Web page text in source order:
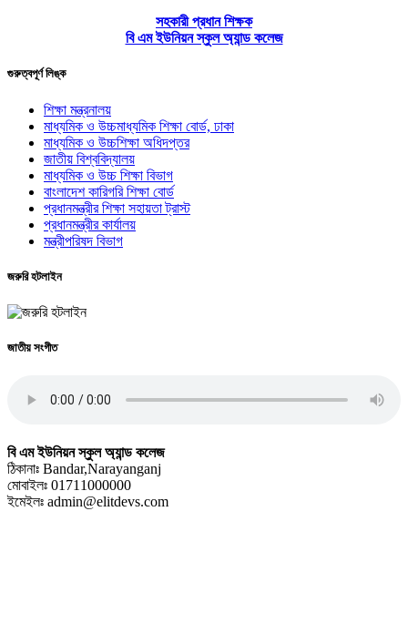
সহকারী প্রধান শিক্ষক
বি এম ইউনিয়ন স্কুল অ্যান্ড কলেজ
গুরুত্বপূর্ণ লিঙ্ক
শিক্ষা মন্ত্রনালয়
মাধ্যমিক ও উচ্চমাধ্যমিক শিক্ষা বোর্ড, ঢাকা
মাধ্যমিক ও উচ্চশিক্ষা অধিদপ্তর
জাতীয় বিশ্ববিদ্যালয়
মাধ্যমিক ও উচ্চ শিক্ষা বিভাগ
বাংলাদেশ কারিগরি শিক্ষা বোর্ড
প্রধানমন্ত্রীর শিক্ষা সহায়তা ট্রাস্ট
প্রধানমন্ত্রীর কার্যালয়
মন্ত্রীপরিষদ বিভাগ
জরুরি হটলাইন
জাতীয় সংগীত
বি এম ইউনিয়ন স্কুল অ্যান্ড কলেজ
ঠিকানাঃ Bandar,Narayanganj
মোবাইলঃ 01711000000
ইমেইলঃ admin@elitdevs.com